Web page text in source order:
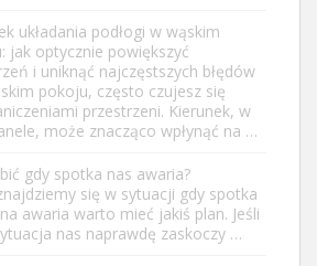
układania podłogi w wąskim
jak optycznie powiększyć
i uniknąć najczęstszych błędów
pokoju, często czujesz się
przestrzeni. Kierunek, w
może znacząco wpłynąć na …
gdy spotka nas awaria?
się w sytuacji gdy spotka
awaria warto mieć jakiś plan. Jeśli
nas naprawdę zaskoczy …